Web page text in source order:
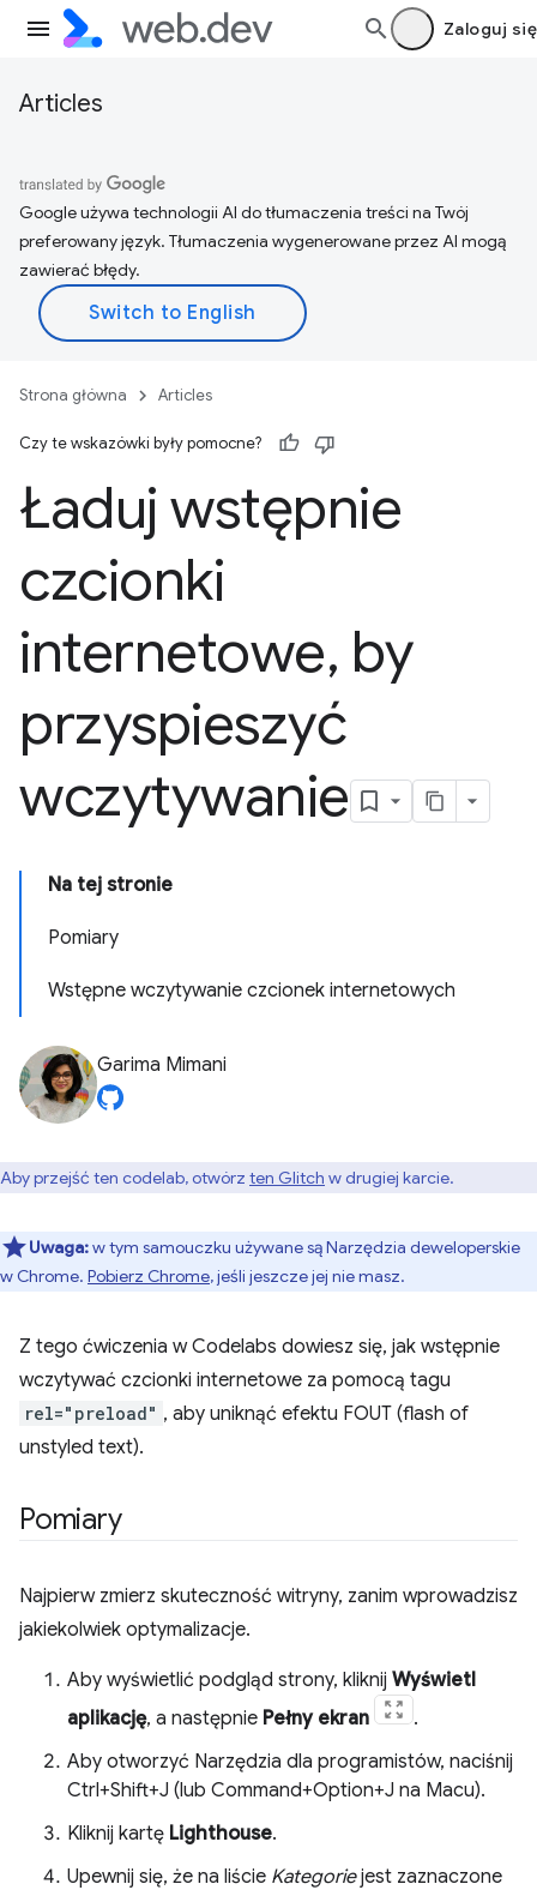
Zaloguj się
Articles
Google używa technologii AI do tłumaczenia treści na Twój
preferowany język. Tłumaczenia wygenerowane przez AI mogą
zawierać błędy.
Strona główna Articles
Czy te wskazówki były pomocne?
Ładuj wstępnie
czcionki
internetowe, by
przyspieszyć
wczytywanie
Na tej stronie
Pomiary
Wstępne wczytywanie czcionek internetowych
Garima Mimani
Aby przejść ten codelab, otwórz ten Glitch w drugiej karcie.
Uwaga:w tym samouczku używane są Narzędzia deweloperskie
w Chrome. Pobierz Chrome, jeśli jeszcze jej nie masz.
Z tego ćwiczenia w Codelabs dowiesz się, jak wstępnie
wczytywać czcionki internetowe za pomocą tagu
rel="preload" , aby uniknąć efektu FOUT (flash of
unstyled text).
Pomiary
Najpierw zmierz skuteczność witryny, zanim wprowadzisz
jakiekolwiek optymalizacje.
Aby wyświetlić podgląd strony, kliknij Wyświetl
aplikację, a następnie Pełny ekran
.
Aby otworzyć Narzędzia dla programistów, naciśnij
Ctrl+Shift+J (lub Command+Option+J na Macu).
Kliknij kartę Lighthouse.
Upewnij się, że na liście Kategoriejest zaznaczone